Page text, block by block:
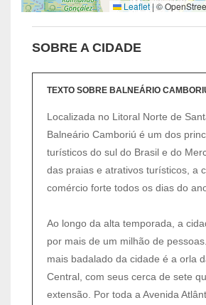
Leaflet | ©
SOBRE A CIDADE
TEXTO SOBRE BALNEÁRIO
Localizada no Litoral Norte de
Balneário Camboriú é um dos
turísticos do sul do Brasil e do
das praias e atrativos turísticos, a
comércio forte todos os dias do
Ao longo da alta temporada, a
por mais de um milhão de
mais badalado da cidade é a orla
Central, com seus cerca de sete
extensão. Por toda a Avenida